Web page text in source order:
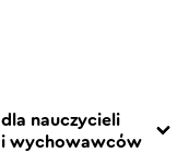
dla nauczycieli
i wychowawców